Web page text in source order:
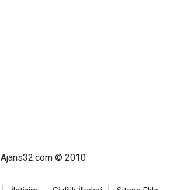
Ajans32.com © 2010